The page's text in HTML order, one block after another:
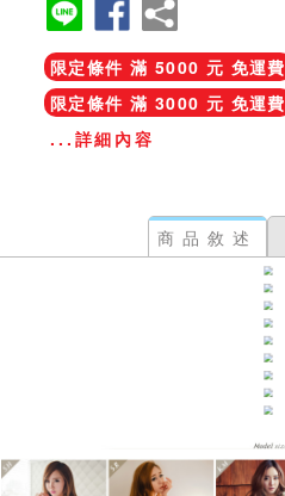
限定條件 滿 5000 元 免運費
限定條件 滿 3000 元 免運費
...詳細內容
商品敘述